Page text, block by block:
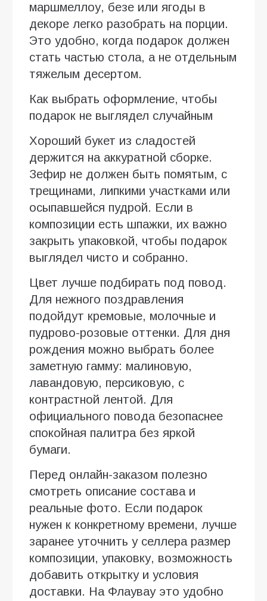
маршмеллоу, безе или ягоды в
декоре легко разобрать на порции.
Это удобно, когда подарок должен
стать частью стола, а не отдельным
тяжелым десертом.
Как выбрать оформление, чтобы
подарок не выглядел случайным
Хороший букет из сладостей
держится на аккуратной сборке.
Зефир не должен быть помятым, с
трещинами, липкими участками или
осыпавшейся пудрой. Если в
композиции есть шпажки, их важно
закрыть упаковкой, чтобы подарок
выглядел чисто и собранно.
Цвет лучше подбирать под повод.
Для нежного поздравления
подойдут кремовые, молочные и
пудрово-розовые оттенки. Для дня
рождения можно выбрать более
заметную гамму: малиновую,
лавандовую, персиковую, с
контрастной лентой. Для
официального повода безопаснее
спокойная палитра без яркой
бумаги.
Перед онлайн-заказом полезно
смотреть описание состава и
реальные фото. Если подарок
нужен к конкретному времени, лучше
заранее уточнить у селлера размер
композиции, упаковку, возможность
добавить открытку и условия
доставки. На Флаувау это удобно